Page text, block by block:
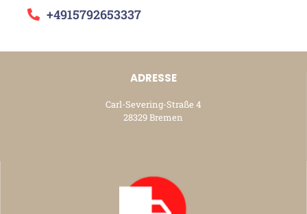
+4915792653337
ADRESSE
Carl-Severing-Straße 4
28329 Bremen